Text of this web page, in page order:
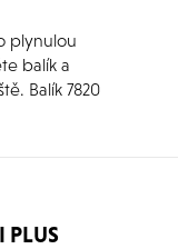
plynulou
balík a
Balík 7820
PLUS